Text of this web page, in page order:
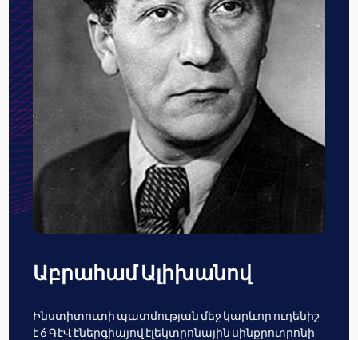
Աբրահամ Ալիխանով
Ինստիտուտի պատմության մեջ կարևոր ուղենիշ
է 6 ԳէՎ էներգիայով էլեկտրոնային սինքրոտրոնի